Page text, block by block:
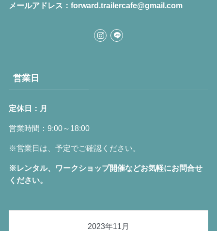
メールアドレス：forward.trailercafe@gmail.com
営業日
定休日：月
営業時間：9:00～18:00
※営業日は、予定でご確認ください。
※レンタル、ワークショップ開催などお気軽にお問合せ
ください。
2023年11月